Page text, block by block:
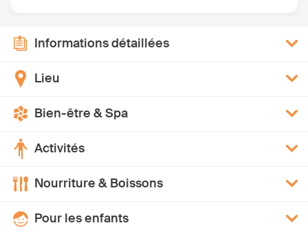
Informations détaillées
Lieu
Bien-être & Spa
Activités
Nourriture & Boissons
Pour les enfants